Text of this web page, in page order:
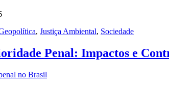
, Justiça Ambiental, Sociedade
Penal: Impactos e